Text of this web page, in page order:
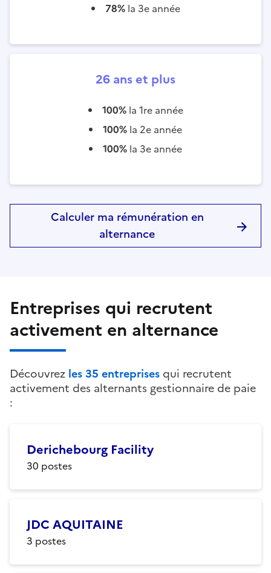
78% la 3e année
26 ans et plus
100% la 1re année
100% la 2e année
100% la 3e année
Calculer ma rémunération en
alternance
Entreprises qui recrutent
activement en alternance
Découvrez les 35 entreprises qui recrutent
activement des alternants gestionnaire de paie
:
Derichebourg Facility
30 postes
JDC AQUITAINE
3 postes